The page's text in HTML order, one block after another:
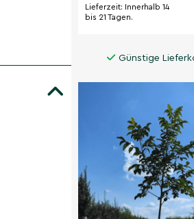
Lieferzeit: Innerhalb 14
bis 21 Tagen.
Günstige